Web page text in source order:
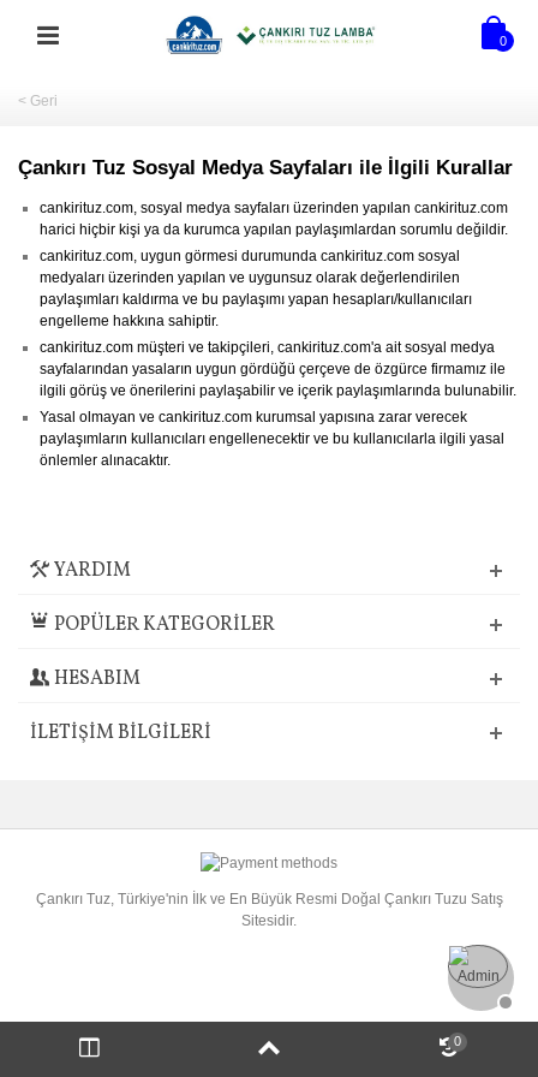
0
< Geri
Çankırı Tuz Sosyal Medya Sayfaları ile İlgili Kurallar
cankirituz.com, sosyal medya sayfaları üzerinden yapılan cankirituz.com
harici hiçbir kişi ya da kurumca yapılan paylaşımlardan sorumlu değildir.
cankirituz.com, uygun görmesi durumunda cankirituz.com sosyal
medyaları üzerinden yapılan ve uygunsuz olarak değerlendirilen
paylaşımları kaldırma ve bu paylaşımı yapan hesapları/kullanıcıları
engelleme hakkına sahiptir.
cankirituz.com müşteri ve takipçileri, cankirituz.com'a ait sosyal medya
sayfalarından yasaların uygun gördüğü çerçeve de özgürce firmamız ile
ilgili görüş ve önerilerini paylaşabilir ve içerik paylaşımlarında bulunabilir.
Yasal olmayan ve cankirituz.com kurumsal yapısına zarar verecek
paylaşımların kullanıcıları engellenecektir ve bu kullanıcılarla ilgili yasal
önlemler alınacaktır.
YARDIM
POPÜLER KATEGORİLER
HESABIM
İLETIŞIM BILGILERI
Çankırı Tuz, Türkiye'nin İlk ve En Büyük Resmi Doğal Çankırı Tuzu Satış
Sitesidir.
0